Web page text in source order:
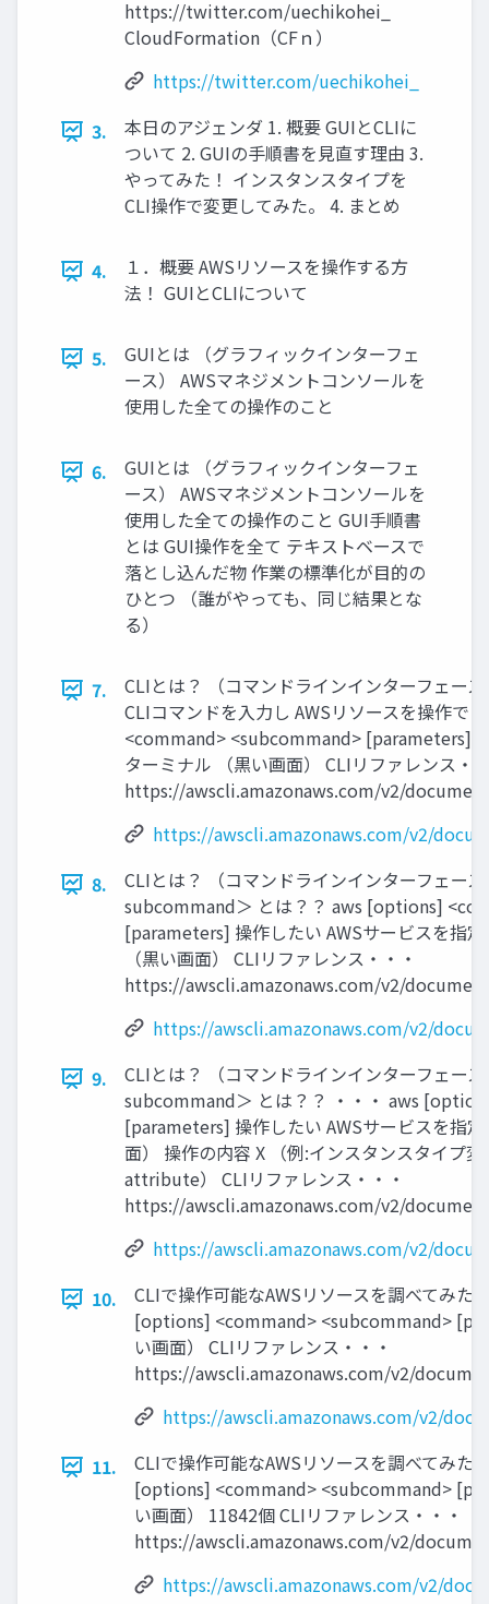
https://twitter.com/uechikohei_
CloudFormation（CFｎ）
https://twitter.com/uechikohei_
3.
本日のアジェンダ 1. 概要 GUIとCLIに
ついて 2. GUIの手順書を見直す理由 3.
やってみた！ インスタンスタイプを
CLI操作で変更してみた。 4. まとめ
4.
１．概要 AWSリソースを操作する方
法！ GUIとCLIについて
5.
GUIとは （グラフィックインターフェ
ース） AWSマネジメントコンソールを
使用した全ての操作のこと
6.
GUIとは （グラフィックインターフェ
ース） AWSマネジメントコンソールを
使用した全ての操作のこと GUI手順書
とは GUI操作を全て テキストベースで
落とし込んだ物 作業の標準化が目的の
ひとつ （誰がやっても、同じ結果とな
る）
7.
CLIとは？ （コマンドラインインターフェー
CLIコマンドを入力し AWSリソースを操作で
<command> <subcommand> [parameters]
ターミナル （黒い画面） CLIリファレンス・
https://awscli.amazonaws.com/v2/
https://awscli.amazonaws.com/v2/
8.
CLIとは？ （コマンドラインインターフェー
subcommand＞ とは？？ aws [options]
[parameters] 操作したい AWSサービスを指
（黒い画面） CLIリファレンス・・・
https://awscli.amazonaws.com/v2/
https://awscli.amazonaws.com/v2/
9.
CLIとは？ （コマンドラインインターフェー
subcommand＞ とは？？ ・・・ aws
[parameters] 操作したい AWSサービスを指
面） 操作の内容 X （例:インスタンスタイプ
attribute） CLIリファレンス・・・
https://awscli.amazonaws.com/v2/
https://awscli.amazonaws.com/v2/
10.
CLIで操作可能なAWSリソースを調べてみた
[options] <command> <subcommand>
い画面） CLIリファレンス・・・
https://awscli.amazonaws.com/v2/
https://awscli.amazonaws.com/v2/
11.
CLIで操作可能なAWSリソースを調べてみた
[options] <command> <subcommand>
い画面） 11842個 CLIリファレンス・・・
https://awscli.amazonaws.com/v2/
https://awscli.amazonaws.com/v2/